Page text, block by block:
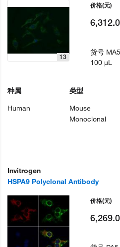
13
种属
Human
类型
Mouse
Monoclonal
价格(元)
货号
100 µL
Invitrogen
HSPA9 Polyclonal Antibody
价格(元)